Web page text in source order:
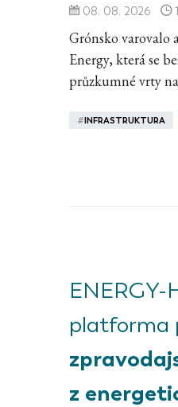
08. 08. 2026
Grónsko varovalo
Energy, která se
průzkumné vrty
#INFRASTRUKTURA
platforma
z